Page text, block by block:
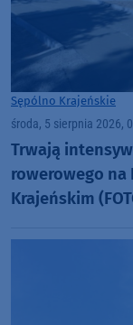
Sępólno Krajeńskie
środa, 5 sierpnia 2026,
Trwają
rowerowego na
Krajeńskim